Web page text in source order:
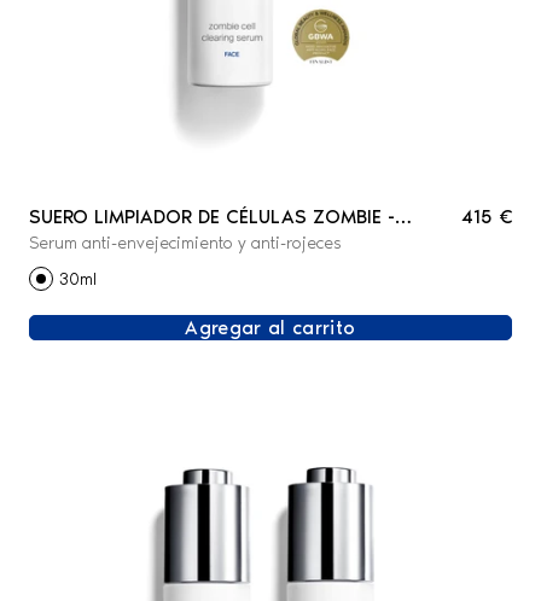
SUERO LIMPIADOR DE CÉLULAS ZOMBIE -
ROSTRO
Serum anti-envejecimiento y anti-rojeces
415 €
30ml
Agregar al carrito